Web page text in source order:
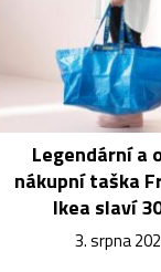
Legendární a
nákupní taška
Ikea slaví
3. srpna